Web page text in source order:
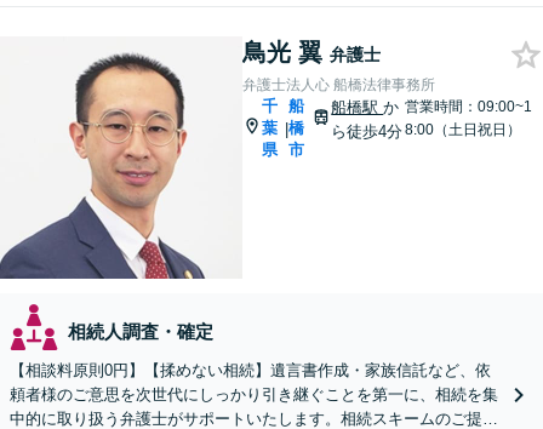
鳥光 翼 弁護士
弁護士法人心 船橋法律事務所
千
葉
県
|
船
橋
市
船橋駅か
ら徒歩4分
営業時間：09:00~1
8:00（土日祝日）
相続人調査・確定
【相談料原則0円】【揉めない相続】遺言書作成・家族信託など、依
頼者様のご意思を次世代にしっかり引き継ぐことを第一に、相続を集
中的に取り扱う弁護士がサポートいたします。相続スキームのご提案